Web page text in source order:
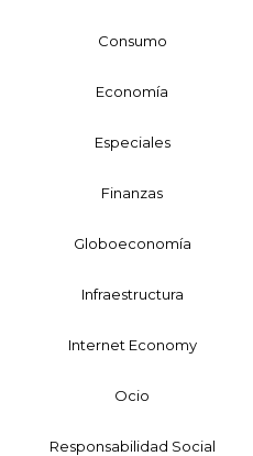
Consumo
Economía
Especiales
Finanzas
Globoeconomía
Infraestructura
Internet Economy
Ocio
Responsabilidad Social